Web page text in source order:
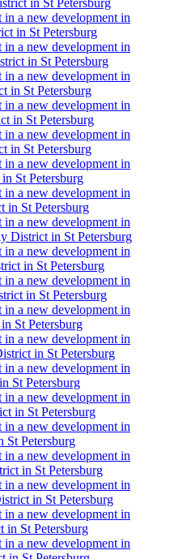
in a new development in
in St Petersburg
in a new development in
in St Petersburg
in a new development in
in St Petersburg
in a new development in
in St Petersburg
in a new development in
in St Petersburg
in a new development in
St Petersburg
in a new development in
in St Petersburg
in a new development in
District in St Petersburg
in a new development in
in St Petersburg
in a new development in
in St Petersburg
in a new development in
St Petersburg
in a new development in
in St Petersburg
in a new development in
St Petersburg
in a new development in
in St Petersburg
in a new development in
St Petersburg
in a new development in
in St Petersburg
in a new development in
in St Petersburg
in a new development in
in St Petersburg
in a new development in